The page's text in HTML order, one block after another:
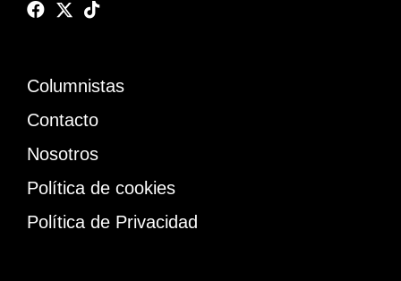
Columnistas
Contacto
Nosotros
Política de cookies
Política de Privacidad